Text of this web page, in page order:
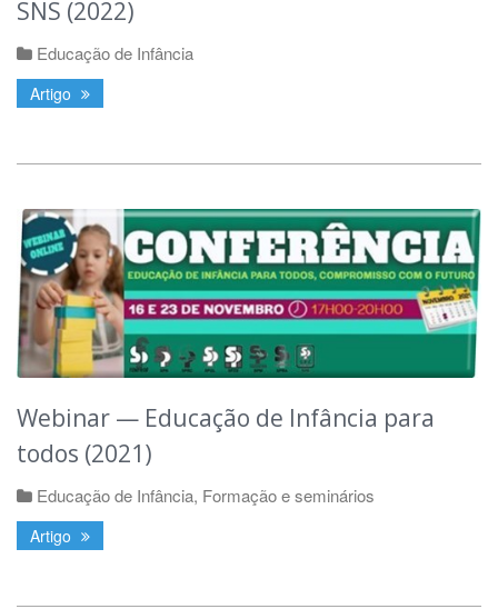
SNS (2022)
Educação de Infância
Artigo
Webinar — Educação de Infância para
todos (2021)
Educação de Infância, Formação e seminários
Artigo